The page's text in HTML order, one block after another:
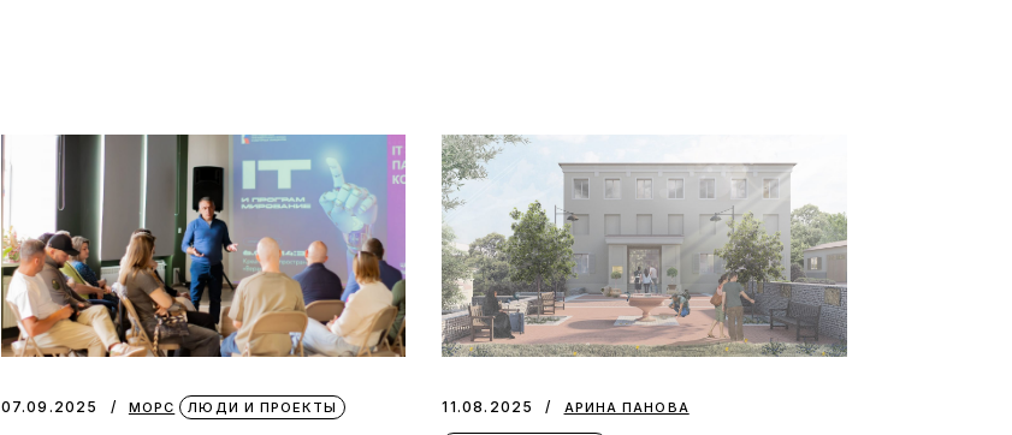
07.09.2025 МОРС ЛЮДИ И ПРОЕКТЫ 11.08.2025 АРИНА ПАНОВА